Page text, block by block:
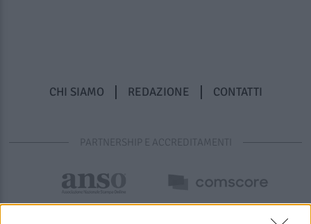
CHI SIAMO REDAZIONE CONTATTI
PARTNERSHIP E ACCREDITAMENTI